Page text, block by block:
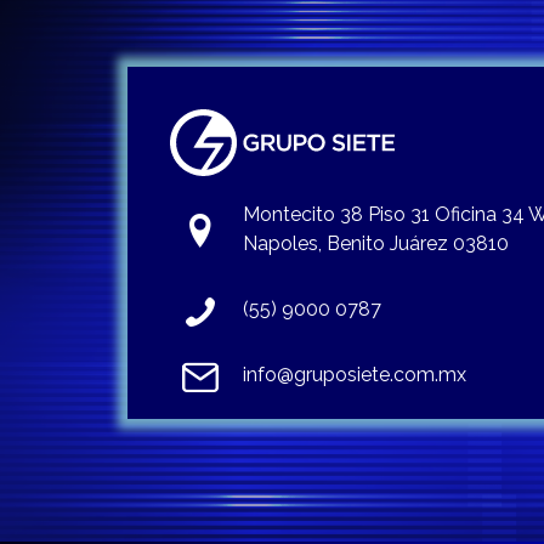
Montecito 38 Piso 31 Oficina 34
Napoles, Benito Juárez 03810
(55) 9000 0787
info@gruposiete.com.mx